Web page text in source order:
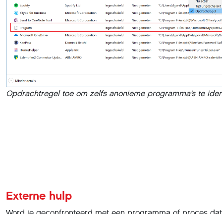
Opdrachtregel toe om zelfs anonieme programma’s te
Externe hulp